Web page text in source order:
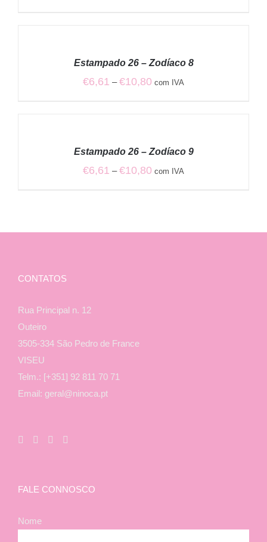
€10,80
Estampado 26 – Zodíaco 8
€6,61 – €10,80 Price
€10,80
com IVA
Estampado 26 – Zodíaco 9
€6,61 – €10,80 Price
€10,80
com IVA
CONTATOS
Rua Principal n. 12
Outeiro
3505-334 São Pedro de France
VISEU
Telm.: [+351] 92 811 70 71
Email: geral@ninoca.pt
FALE CONNOSCO
Nome